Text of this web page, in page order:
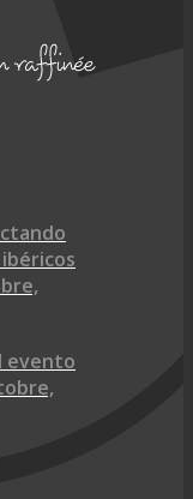
evento